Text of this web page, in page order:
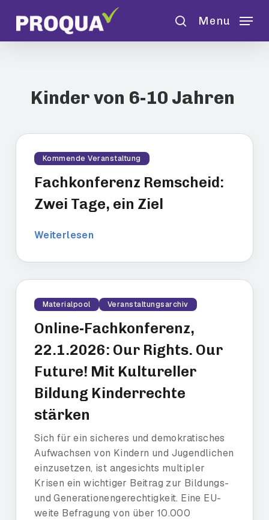
main
searchMenu
Kinder von 6-10 Jahren
Kommende Veranstaltung
Fachkonferenz Remscheid:
Zwei Tage, ein Ziel
Weiterlesen
Materialpool Veranstaltungsarchiv
Online-Fachkonferenz,
22.1.2026: Our Rights. Our
Future! Mit Kultureller
Bildung Kinderrechte
stärken
Sich für ein sicheres und demokratisches
Aufwachsen von Kindern und Jugendlichen
einzusetzen, ist angesichts multipler
Krisen ein wichtiger Beitrag zur Bildungs-
und Generationengerechtigkeit. Eine EU-
weite Befragung von über 10.000